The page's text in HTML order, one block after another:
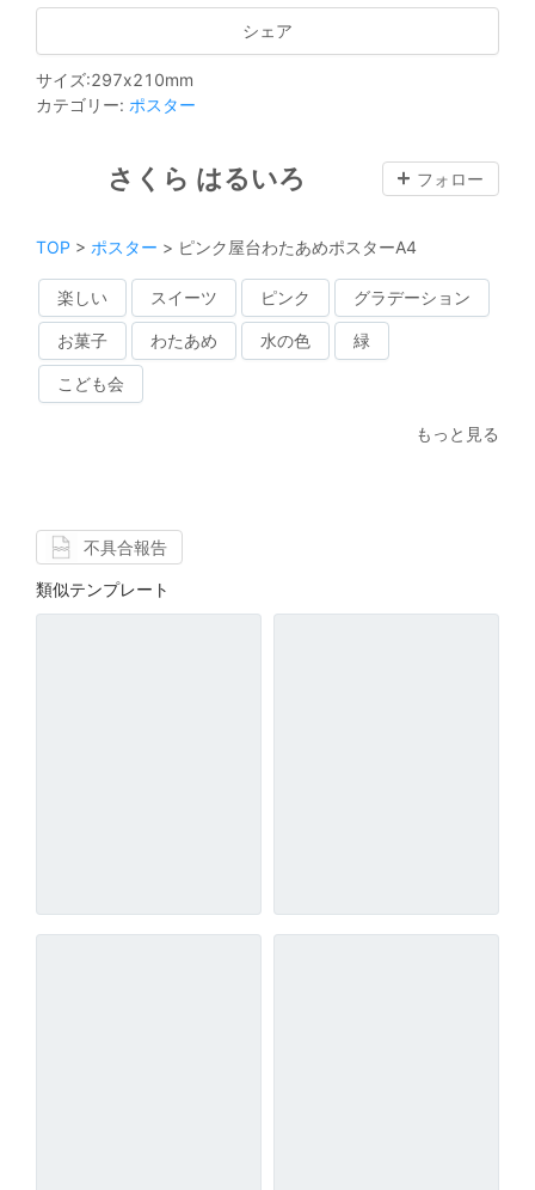
シェア
サイズ:297x210mm
カテゴリー: ポスター
さくら はるいろ フォロー
TOP > ポスター > ピンク屋台わたあめポスターA4
楽しい スイーツ ピンク グラデーション
お菓子 わたあめ 水の色 緑
こども会
もっと見る
不具合報告
類似テンプレート